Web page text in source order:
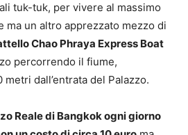
tuk-tuk, per vivere al massimo
ma un altro apprezzato mezzo di
Chao Phraya Express Boat
percorrendo il fiume,
dall’entrata del Palazzo.
Reale di Bangkok ogni giorno